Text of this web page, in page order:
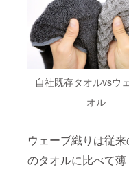
自社既存タオルvsウ
オル
ウェーブ織りは従
のタオルに比べて